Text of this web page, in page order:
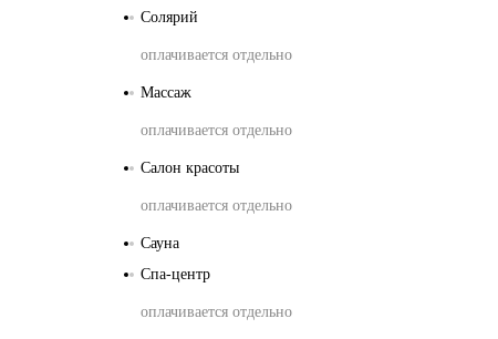
Солярий
оплачивается отдельно
Массаж
оплачивается отдельно
Салон красоты
оплачивается отдельно
Сауна
Спа-центр
оплачивается отдельно